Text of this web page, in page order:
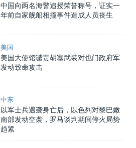
中国向两名海警追授荣誉称号，证实一
年前自家舰船相撞事件造成人员丧生
美国
美国大使馆谴责胡塞武装对也门政府军
发动致命攻击
中东
以军士兵遇袭身亡后，以色列对黎巴嫩
南部发动空袭，罗马谈判期间停火局势
趋紧